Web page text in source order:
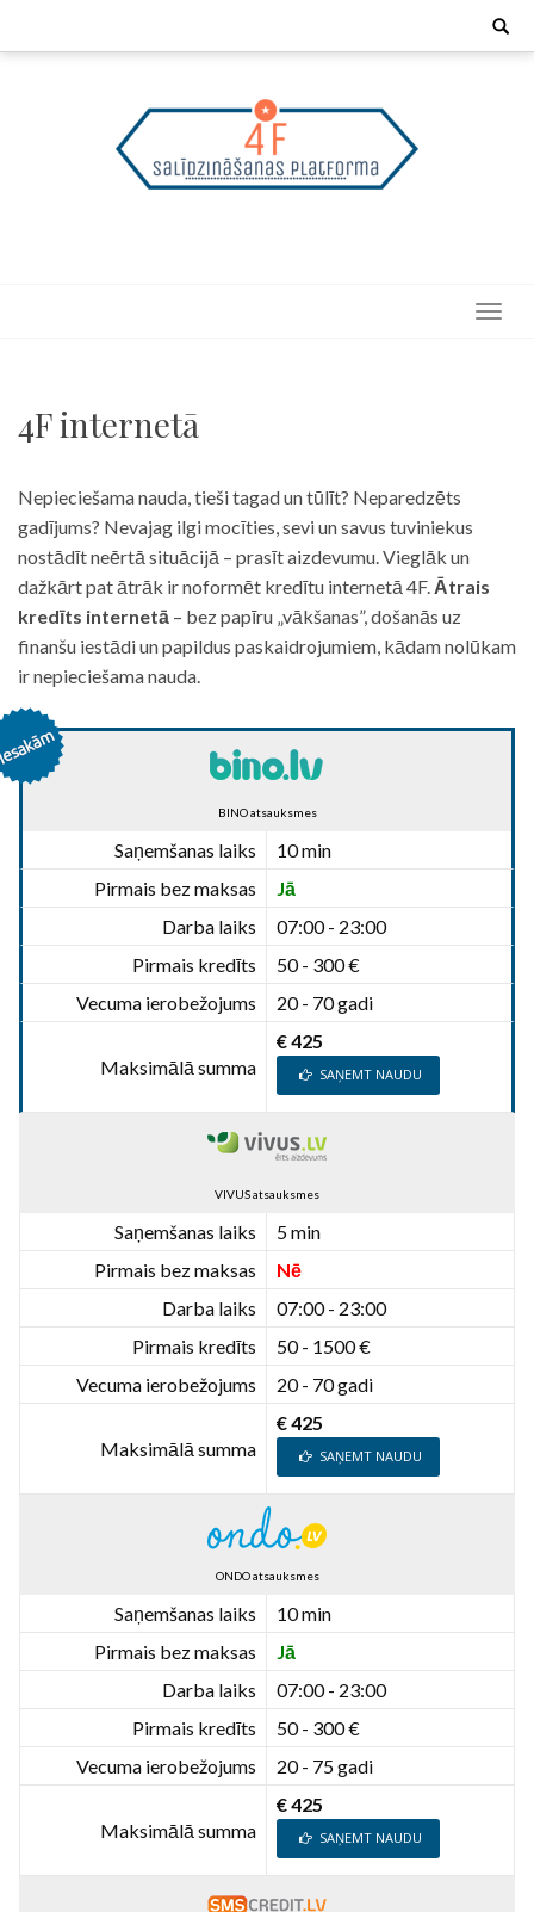
Search
4F internetā
Nepieciešama nauda, tieši tagad un tūlīt? Neparedzēts
gadījums? Nevajag ilgi mocīties, sevi un savus tuviniekus
nostādīt neērtā situācijā – prasīt aizdevumu. Vieglāk un
dažkārt pat ātrāk ir noformēt kredītu internetā 4F. Ātrais
kredīts internetā – bez papīru „vākšanas”, došanās uz
finanšu iestādi un papildus paskaidrojumiem, kādam nolūkam
ir nepieciešama nauda.
BINO atsauksmes
Saņemšanas laiks
10 min
Pirmais bez maksas
Jā
Darba laiks
07:00 - 23:00
Pirmais kredīts
50 - 300 €
Vecuma ierobežojums
20 - 70 gadi
Maksimālā summa
€ 425
SAŅEMT NAUDU
VIVUS atsauksmes
Saņemšanas laiks
5 min
Pirmais bez maksas
Nē
Darba laiks
07:00 - 23:00
Pirmais kredīts
50 - 1500 €
Vecuma ierobežojums
20 - 70 gadi
Maksimālā summa
€ 425
SAŅEMT NAUDU
ONDO atsauksmes
Saņemšanas laiks
10 min
Pirmais bez maksas
Jā
Darba laiks
07:00 - 23:00
Pirmais kredīts
50 - 300 €
Vecuma ierobežojums
20 - 75 gadi
Maksimālā summa
€ 425
SAŅEMT NAUDU